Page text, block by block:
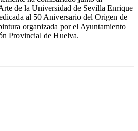
de la Universidad de Sevilla Enrique
al 50 Aniversario del Origen de
organizada por el Ayuntamiento
Provincial de Huelva.